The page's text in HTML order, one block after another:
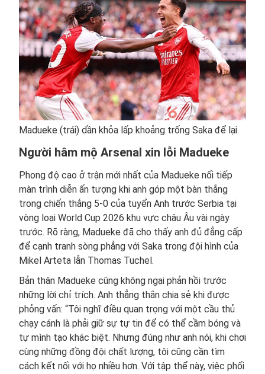
Madueke (trái) dần khỏa lấp khoảng trống Saka để lại.
Người hâm mộ Arsenal xin lỗi Madueke
Phong độ cao ở trận mới nhất của Madueke nối tiếp
màn trình diễn ấn tượng khi anh góp một bàn thắng
trong chiến thắng 5-0 của tuyển Anh trước Serbia tại
vòng loại World Cup 2026 khu vực châu Âu vài ngày
trước. Rõ ràng, Madueke đã cho thấy anh đủ đẳng cấp
để cạnh tranh sòng phẳng với Saka trong đội hình của
Mikel Arteta lẫn Thomas Tuchel.
Bản thân Madueke cũng không ngại phản hồi trước
những lời chỉ trích. Anh thẳng thắn chia sẻ khi được
phỏng vấn: “Tôi nghĩ điều quan trọng với một cầu thủ
chạy cánh là phải giữ sự tự tin để có thể cầm bóng và
tự mình tạo khác biệt. Nhưng đúng như anh nói, khi chơi
cùng những đồng đội chất lượng, tôi cũng cần tìm
cách kết nối với họ nhiều hơn. Với tập thể này, việc phối